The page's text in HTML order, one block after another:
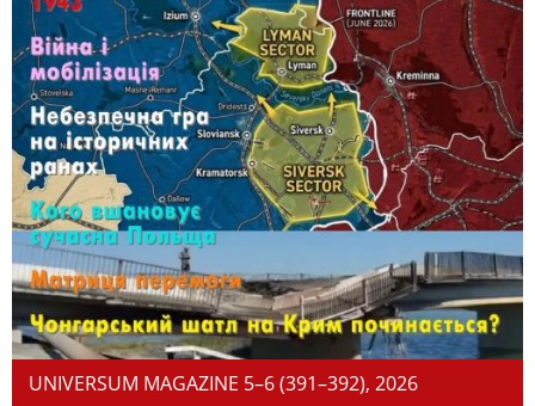
UNIVERSUM MAGAZINE 5–6 (391–392), 2026